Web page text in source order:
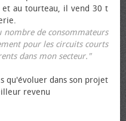
au tourteau, il vend 30 t
nombre de consommateurs
pour les circuits courts
dans mon secteur."
qu'évoluer dans son projet
revenu